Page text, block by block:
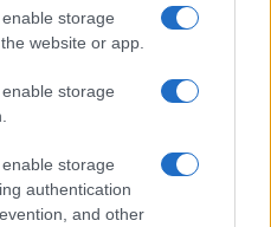
storage
website or app.
storage
storage
authentication
and other